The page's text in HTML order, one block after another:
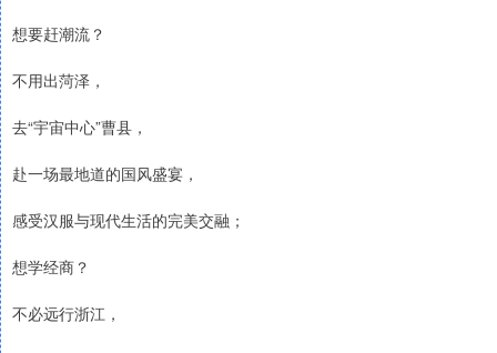
想要赶潮流？
不用出菏泽，
去“宇宙中心”曹县，
赴一场最地道的国风盛宴，
感受汉服与现代生活的完美交融；
想学经商？
不必远行浙江，